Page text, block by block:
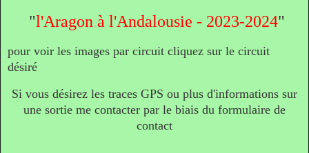
"l'Aragon à l'Andalousie - 2023-2024"
pour voir les images par circuit cliquez sur le circuit
désiré
Si vous désirez les traces GPS ou plus d'informations sur
une sortie me contacter par le biais du formulaire de
contact